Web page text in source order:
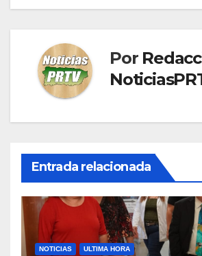
Por
Entrada relacionada
NOTICIAS ULTIMA HORA